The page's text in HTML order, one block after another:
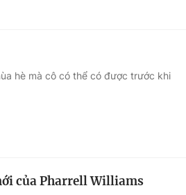
hè mà cô có thể có được trước khi
của Pharrell Williams